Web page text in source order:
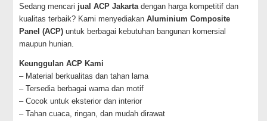
Sedang mencari jual ACP Jakartadengan harga kompetitif dan
kualitas terbaik? Kami menyediakanAluminium Composite
Panel (ACP) untuk berbagai kebutuhan bangunan komersial
maupun hunian.
Keunggulan ACP Kami
– Material berkualitas dan tahan lama
– Tersedia berbagai warna dan motif
– Cocok untuk eksterior dan interior
– Tahan cuaca, ringan, dan mudah dirawat